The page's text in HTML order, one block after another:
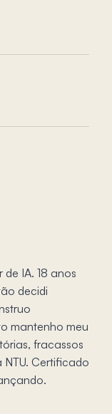
IA. 18 anos
decidi
mantenho meu
fracassos
Certificado